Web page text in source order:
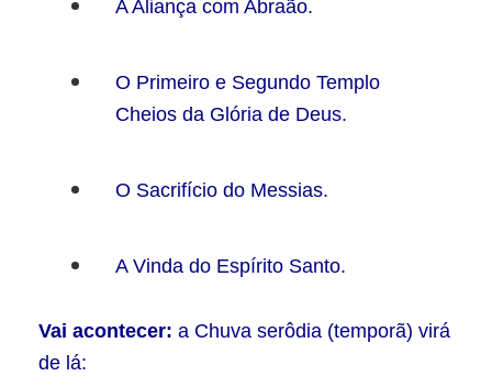
A Aliança com Abraão.
O Primeiro e Segundo Templo
Cheios da Glória de Deus.
O Sacrifício do Messias.
A Vinda do Espírito Santo.
Vai acontecer: a Chuva serôdia (temporã) virá
de lá: